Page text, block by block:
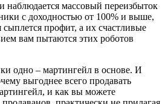
наблюдается массовый переизбыток
с доходностью от 100% и выше,
сыплется профит, а их счастливые
вам пытаются этих роботов
одно – мартингейл в основе. И
выгоднее всего продавать
и как вы можете